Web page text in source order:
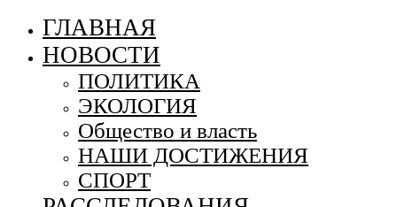
ГЛАВНАЯ
НОВОСТИ
ПОЛИТИКА
ЭКОЛОГИЯ
Общество и власть
НАШИ ДОСТИЖЕНИЯ
СПОРТ